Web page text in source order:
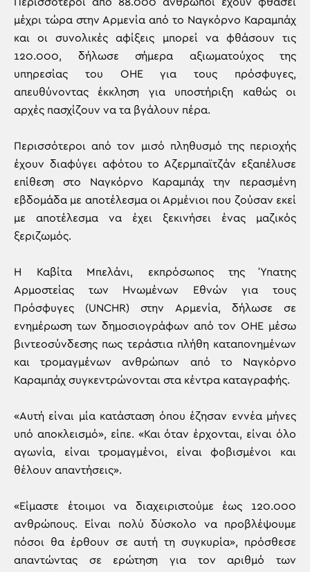
μέχρι τώρα στην Αρμενία από το Ναγκόρνο Καραμπάχ
και οι συνολικές αφίξεις μπορεί να φθάσουν τις
120.000, δήλωσε σήμερα αξιωματούχος της
υπηρεσίας του ΟΗΕ για τους πρόσφυγες,
απευθύνοντας έκκληση για υποστήριξη καθώς οι
αρχές πασχίζουν να τα βγάλουν πέρα.
Περισσότεροι από τον μισό πληθυσμό της περιοχής
έχουν διαφύγει αφότου το Αζερμπαϊτζάν εξαπέλυσε
επίθεση στο Ναγκόρνο Καραμπάχ την περασμένη
εβδομάδα με αποτέλεσμα οι Αρμένιοι που ζούσαν εκεί
με αποτέλεσμα να έχει ξεκινήσει ένας μαζικός
ξεριζωμός.
Η Καβίτα Μπελάνι, εκπρόσωπος της Ύπατης
Αρμοστείας των Ηνωμένων Εθνών για τους
Πρόσφυγες (UNCHR) στην Αρμενία, δήλωσε σε
ενημέρωση των δημοσιογράφων από τον ΟΗΕ μέσω
βιντεοσύνδεσης πως τεράστια πλήθη καταπονημένων
και τρομαγμένων ανθρώπων από το Ναγκόρνο
Καραμπάχ συγκεντρώνονται στα κέντρα καταγραφής.
«Αυτή είναι μία κατάσταση όπου έζησαν εννέα μήνες
υπό αποκλεισμό», είπε. «Και όταν έρχονται, είναι όλο
αγωνία, είναι τρομαγμένοι, είναι φοβισμένοι και
θέλουν απαντήσεις».
«Είμαστε έτοιμοι να διαχειριστούμε έως 120.000
ανθρώπους. Είναι πολύ δύσκολο να προβλέψουμε
πόσοι θα έρθουν σε αυτή τη συγκυρία», πρόσθεσε
απαντώντας σε ερώτηση για τον αριθμό των